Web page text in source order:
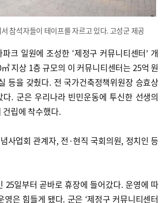
참석자들이 테이프를 자르고 있다. 고성군 제공
크 일원에 조성한 ‘제정구 커뮤니티센터’ 개
지상 1층 규모의 이 커뮤니티센터는 25억 원
등을 갖췄다. 전 국가건축정책위원장 승효상
. 군은 우리나라 빈민운동에 투신한 선생의
립에 착수했다.
사업회 관계자, 전·현직 국회의원, 정치인 등
25일부터 곧바로 휴장에 들어갔다. 운영에 따
은 힘들게 됐다. 군은 ‘제정구 커뮤니티센터